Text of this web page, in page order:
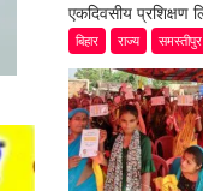
एकदिवसीय प्रशिक्षण
बिहार राज्य समस्तीपुर